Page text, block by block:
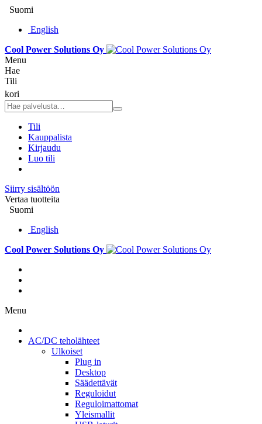
Suomi
English
Cool Power Solutions Oy
Menu
Hae
Tili
kori
Tili
Kauppalista
Kirjaudu
Luo tili
Siirry sisältöön
Vertaa tuotteita
Suomi
English
Cool Power Solutions Oy
Menu
AC/DC teholähteet
Ulkoiset
Plug in
Desktop
Säädettävät
Reguloidut
Reguloimattomat
Yleismallit